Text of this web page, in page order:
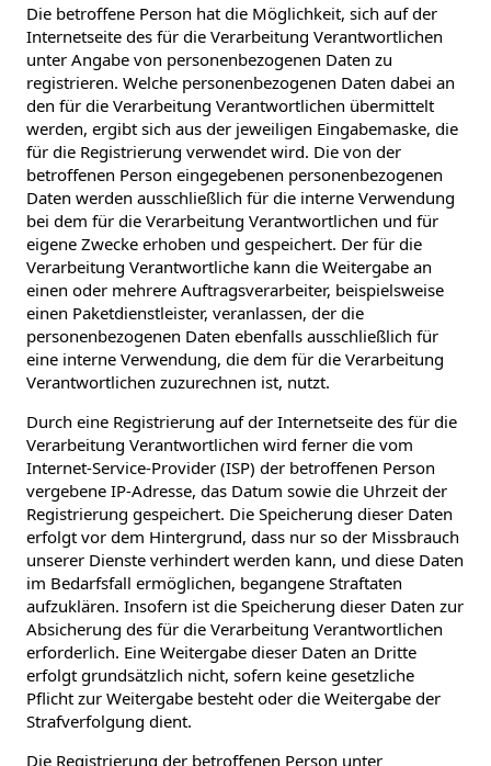
Die betroffene Person hat die Möglichkeit, sich auf der
Internetseite des für die Verarbeitung Verantwortlichen
unter Angabe von personenbezogenen Daten zu
registrieren. Welche personenbezogenen Daten dabei an
den für die Verarbeitung Verantwortlichen übermittelt
werden, ergibt sich aus der jeweiligen Eingabemaske, die
für die Registrierung verwendet wird. Die von der
betroffenen Person eingegebenen personenbezogenen
Daten werden ausschließlich für die interne Verwendung
bei dem für die Verarbeitung Verantwortlichen und für
eigene Zwecke erhoben und gespeichert. Der für die
Verarbeitung Verantwortliche kann die Weitergabe an
einen oder mehrere Auftragsverarbeiter, beispielsweise
einen Paketdienstleister, veranlassen, der die
personenbezogenen Daten ebenfalls ausschließlich für
eine interne Verwendung, die dem für die Verarbeitung
Verantwortlichen zuzurechnen ist, nutzt.
Durch eine Registrierung auf der Internetseite des für die
Verarbeitung Verantwortlichen wird ferner die vom
Internet-Service-Provider (ISP) der betroffenen Person
vergebene IP-Adresse, das Datum sowie die Uhrzeit der
Registrierung gespeichert. Die Speicherung dieser Daten
erfolgt vor dem Hintergrund, dass nur so der Missbrauch
unserer Dienste verhindert werden kann, und diese Daten
im Bedarfsfall ermöglichen, begangene Straftaten
aufzuklären. Insofern ist die Speicherung dieser Daten zur
Absicherung des für die Verarbeitung Verantwortlichen
erforderlich. Eine Weitergabe dieser Daten an Dritte
erfolgt grundsätzlich nicht, sofern keine gesetzliche
Pflicht zur Weitergabe besteht oder die Weitergabe der
Strafverfolgung dient.
Die Registrierung der betroffenen Person unter